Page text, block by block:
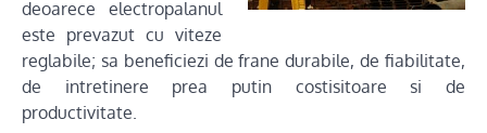
deoarece electropalanul
este prevazut cu viteze
reglabile; sa beneficiezi de frane durabile, de fiabilitate,
de intretinere prea putin costisitoare si de
productivitate.